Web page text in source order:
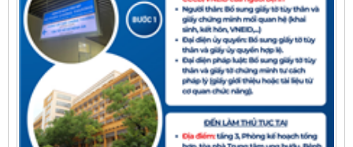
Nội soi mật tụy ngược dòng – Giải pháp tối ưu
cho người bệnh sỏi ống mật chủ